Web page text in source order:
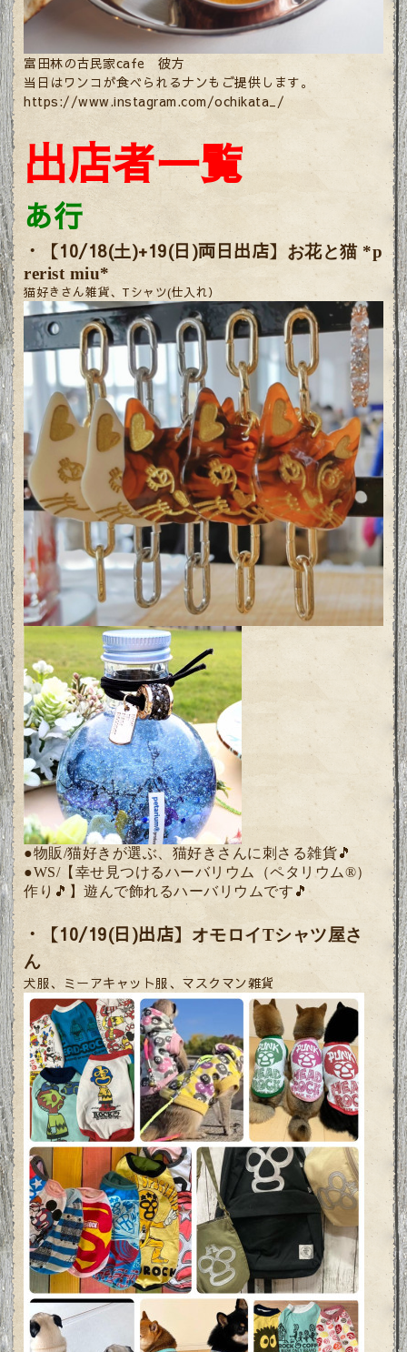
富田林の古民家cafe 彼方
当日はワンコが食べられるナンもご提供します。
https://www.instagram.com/ochikata_/
出店者一覧
あ行
・【10/18(土)+19(日)両日出店】
お花と猫 *p
rerist miu*
猫好きさん雑貨、Tシャツ(仕入れ）
●物販/猫好きが選ぶ、猫好きさんに刺さる雑貨🎵
●WS/【幸せ見つけるハーバリウム（ペタリウム®）
作り🎵】遊んで飾れるハーバリウムです🎵
・【10/19(日)出店】
オモロイTシャツ屋さ
ん
犬服、ミーアキャット服、マスクマン雑貨